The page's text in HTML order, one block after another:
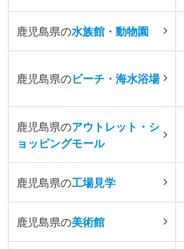
鹿児島県の水族館・動物園
鹿児島県のビーチ・海水浴場
鹿児島県のアウトレット・シ
ョッピングモール
鹿児島県の工場見学
鹿児島県の美術館